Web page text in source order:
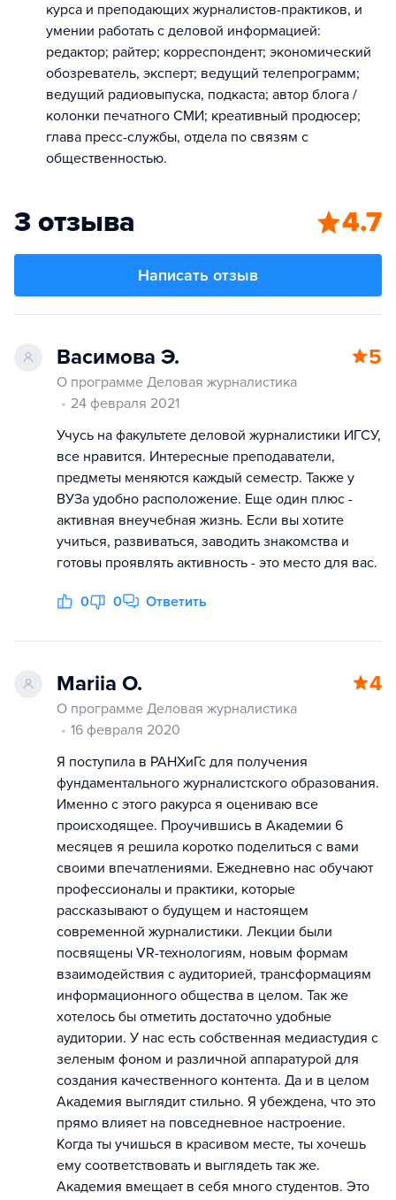
курса и преподающих журналистов-практиков, и
умении работать с деловой информацией:
редактор; райтер; корреспондент; экономический
обозреватель, эксперт; ведущий телепрограмм;
ведущий радиовыпуска, подкаста; автор блога /
колонки печатного СМИ; креативный продюсер;
глава пресс-службы, отдела по связям с
общественностью.
3 отзыва 4.7
Написать отзыв
Васимова Э. 5
О программе Деловая журналистика
24 февраля 2021
Учусь на факультете деловой журналистики ИГСУ,
все нравится. Интересные преподаватели,
предметы меняются каждый семестр. Также у
ВУЗа удобно расположение. Еще один плюс -
активная внеучебная жизнь. Если вы хотите
учиться, развиваться, заводить знакомства и
готовы проявлять активность - это место для вас.
0 0 Ответить
Mariia O. 4
О программе Деловая журналистика
16 февраля 2020
Я поступила в РАНХиГс для получения
фундаментального журналистского образования.
Именно с этого ракурса я оцениваю все
происходящее. Проучившись в Академии 6
месяцев я решила коротко поделиться с вами
своими впечатлениями. Ежедневно нас обучают
профессионалы и практики, которые
рассказывают о будущем и настоящем
современной журналистики. Лекции были
посвящены VR-технологиям, новым формам
взаимодействия с аудиторией, трансформациям
информационного общества в целом. Так же
хотелось бы отметить достаточно удобные
аудитории. У нас есть собственная медиастудия с
зеленым фоном и различной аппаратурой для
создания качественного контента. Да и в целом
Академия выглядит стильно. Я убеждена, что это
прямо влияет на повседневное настроение.
Когда ты учишься в красивом месте, ты хочешь
ему соответствовать и выглядеть так же.
Академия вмещает в себя много студентов. Это